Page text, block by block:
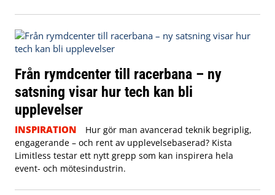
Från rymdcenter till racerbana – ny
satsning visar hur tech kan bli
upplevelser
INSPIRATION
Hur gör man avancerad teknik begriplig,
engagerande – och rent av upplevelsebaserad? Kista
Limitless testar ett nytt grepp som kan inspirera hela
event- och mötesindustrin.